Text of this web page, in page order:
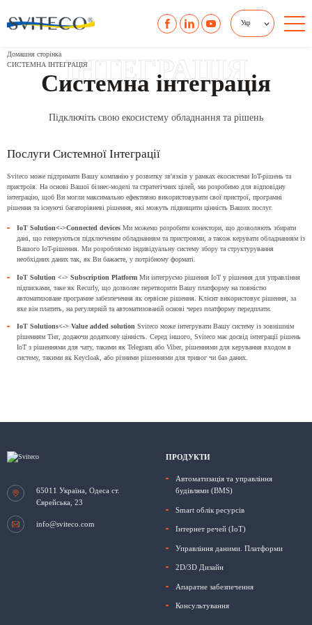
Укр
Домашня сторінка
СИСТЕМНА ІНТЕГРАЦІЯIНТЕГРАЦІЯ
Системна інтеграція
Підключіть свою екосистему обладнання та рішень
Послуги Системної Інтеграції
Sviteco може підтримати Вашу компанію у розвитку зв'язків у рамках екосистеми IoT-рішень та
пристроїв. На основі Вашої бізнес-моделі та стратегічних цілей, ми розробимо для відповідну
інтеграцію, щоб Ви могли максимально ефективно використовувати свої пристрої, програмні
рішення та існуючі багаторівневі рішення, які можуть підвищити цінність Ваших послуг.
IoT Solution<->Connected devices Ми можемо розробити конектори, що дозволяють збирати
дані, що генеруються підключеним обладнанням та пристроями, а також керувати обладнанням із
Вашого IoT-рішення. Ми розробляємо індивідуальну систему збору та структурування
необхідних даних так, як Ви бажаєте, у потрібному форматі.
IoT Solution <-> Subscription Platform Ми інтегруємо рішення IoT у рішення для управління
підписками, таке як Recurly, що дозволяє перетворити Вашу платформу на повністю
автоматизоване програмне забезпечення як сервісне рішення. Клієнт використовує рішення, за
яке він платить, на регулярній та автоматизованій основі через платформу передплати.
IoT Solutions<-> Value added solution Sviteco може інтегрувати Вашу систему із зовнішнім
рішенням Tier, додаючи додаткову цінність. Серед іншого, Sviteco має досвід інтеграції рішень
IoT з рішеннями для чату, такими як Telegram або Viber, рішеннями для керування входом в
систему, такими як Keycloak, або різними рішеннями для тривог чи баз даних.
65011 Україна, Одеса ст.
Єврейська, 23
info@sviteco.com
ПРОДУКТИ
Автоматизація та управління
будівлями (BMS)
Smart облік ресурсів
Інтернет речей (IoT)
Управління даними. Платформи
2D/3D Дизайн
Апаратне забезпечення
Консультування